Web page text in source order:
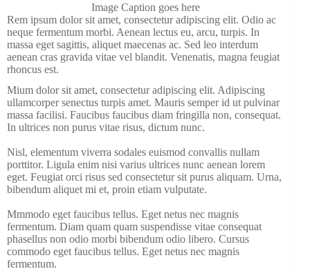
Image Caption goes here
Rem ipsum dolor sit amet, consectetur adipiscing elit. Odio ac
neque fermentum morbi. Aenean lectus eu, arcu, turpis. In
massa eget sagittis, aliquet maecenas ac. Sed leo interdum
aenean cras gravida vitae vel blandit. Venenatis, magna feugiat
rhoncus est.
Mium dolor sit amet, consectetur adipiscing elit. Adipiscing
ullamcorper senectus turpis amet. Mauris semper id ut pulvinar
massa facilisi. Faucibus faucibus diam fringilla non, consequat.
In ultrices non purus vitae risus, dictum nunc.
Nisl, elementum viverra sodales euismod convallis nullam
porttitor. Ligula enim nisi varius ultrices nunc aenean lorem
eget. Feugiat orci risus sed consectetur sit purus aliquam. Urna,
bibendum aliquet mi et, proin etiam vulputate.
Mmmodo eget faucibus tellus. Eget netus nec magnis
fermentum. Diam quam quam suspendisse vitae consequat
phasellus non odio morbi bibendum odio libero. Cursus
commodo eget faucibus tellus. Eget netus nec magnis
fermentum.